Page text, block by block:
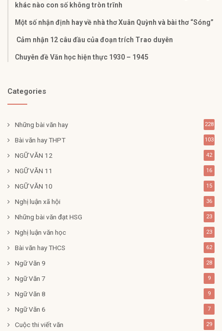
khác nào con số không tròn trĩnh
Một số nhận định hay về nhà thơ Xuân Quỳnh và bài thơ “Sóng”
Cảm nhận 12 câu đầu của đoạn trích Trao duyên
Chuyên đề Văn học hiện thực 1930 – 1945
Categories
Những bài văn hay 228
Bài văn hay THPT 103
NGỮ VĂN 12 42
NGỮ VĂN 11 16
NGỮ VĂN 10 15
Nghị luận xã hội 36
Những bài văn đạt HSG 23
Nghị luận văn học 23
Bài văn hay THCS 62
Ngữ Văn 9 28
Ngữ Văn 7 9
Ngữ Văn 8 9
Ngữ Văn 6 7
Cuộc thi viết văn 29